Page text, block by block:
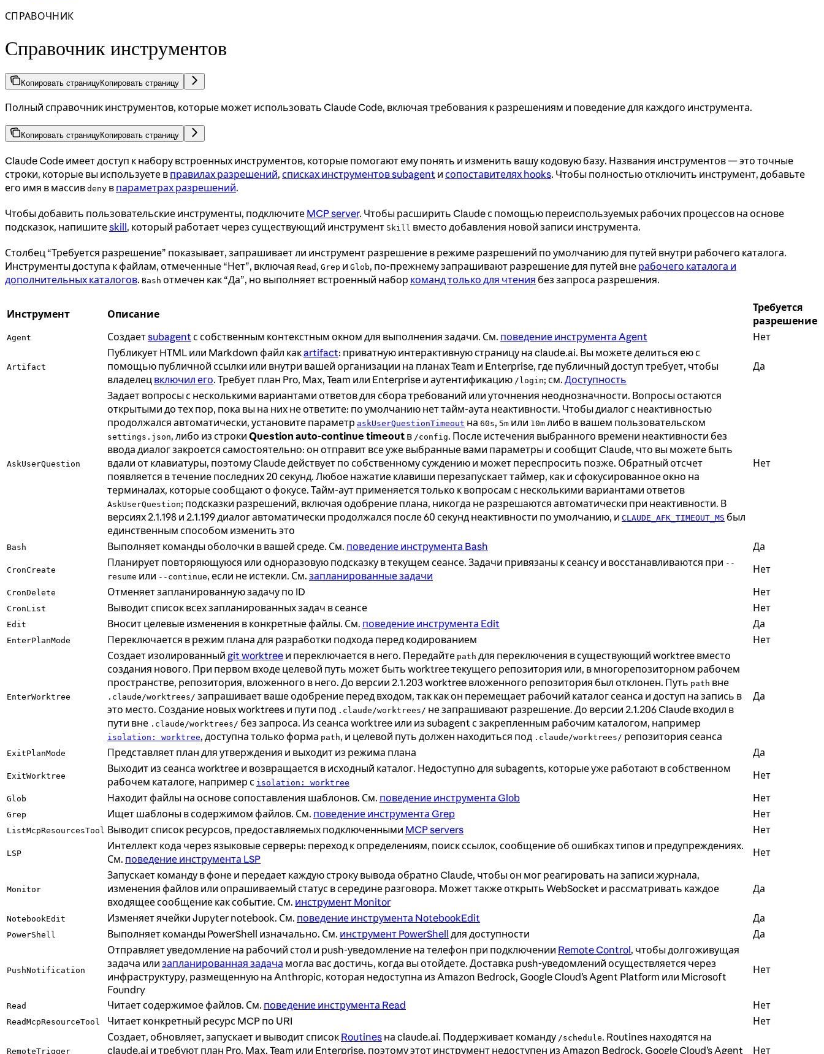
СПРАВОЧНИК
Справочник инструментов
Копировать страницуКопировать страницу
Полный справочник инструментов, которые может использовать Claude Code, включая требования к разрешениям и поведение для каждого инструмента.
Копировать страницуКопировать страницу
Claude Code имеет доступ к набору встроенных инструментов, которые помогают ему понять и изменить вашу кодовую базу. Названия инструментов — это точные
строки, которые вы используете в правилах разрешений, списках инструментов subagent и сопоставителях hooks. Чтобы полностью отключить инструмент, добавьте
его имя в массив deny в параметрах разрешений.
Чтобы добавить пользовательские инструменты, подключите MCP server. Чтобы расширить Claude с помощью переиспользуемых рабочих процессов на основе
подсказок, напишитеskill, который работает через существующий инструмент Skill вместо добавления новой записи инструмента.
Столбец “Требуется разрешение” показывает, запрашивает ли инструмент разрешение в режиме разрешений по умолчанию для путей внутри рабочего каталога.
Инструменты доступа к файлам, отмеченные “Нет”, включая Read , Grep и Glob, по-прежнему запрашивают разрешение для путей вне рабочего каталога и
дополнительных каталогов. Bash отмечен как “Да”, но выполняет встроенный набор команд только для чтения без запроса разрешения.
Инструмент Описание
Требуется
разрешение
Agent Создаетsubagentс собственным контекстным окном для выполнения задачи. См. поведение инструмента Agent Нет
Artifact
Публикует HTML или Markdown файл какartifact: приватную интерактивную страницу на claude.ai. Вы можете делиться ею с
помощью публичной ссылки или внутри вашей организации на планах Team и Enterprise, где публичный доступ требует, чтобы
владелец включил его. Требует план Pro, Max, Team или Enterprise и аутентификацию /login; см. Доступность
Да
AskUserQuestion
Задает вопросы с несколькими вариантами ответов для сбора требований или уточнения неоднозначности. Вопросы остаются
открытыми до тех пор, пока вы на них не ответите: по умолчанию нет тайм-аута неактивности. Чтобы диалог с неактивностью
продолжался автоматически, установите параметр askUserQuestionTimeout на 60s, 5m или 10m либо в вашем пользовательском
settings.json, либо из строки Question auto-continue timeout в /config. После истечения выбранного времени неактивности без
ввода диалог закроется самостоятельно: он отправит все уже выбранные вами параметры и сообщит Claude, что вы можете быть
вдали от клавиатуры, поэтому Claude действует по собственному суждению и может переспросить позже. Обратный отсчет
появляется в течение последних 20 секунд. Любое нажатие клавиши перезапускает таймер, как и сфокусированное окно на
терминалах, которые сообщают о фокусе. Тайм-аут применяется только к вопросам с несколькими вариантами ответов
AskUserQuestion; подсказки разрешений, включая одобрение плана, никогда не разрешаются автоматически при неактивности. В
версиях 2.1.198 и 2.1.199 диалог автоматически продолжался после 60 секунд неактивности по умолчанию, и CLAUDE_AFK_TIMEOUT_MS был
единственным способом изменить это
Нет
Bash Выполняет команды оболочки в вашей среде. См. поведение инструмента Bash Да
CronCreate
Планирует повторяющуюся или одноразовую подсказку в текущем сеансе. Задачи привязаны к сеансу и восстанавливаются при --
resume или --continue, если не истекли. См. запланированные задачи
Нет
CronDelete Отменяет запланированную задачу по ID Нет
CronList Выводит список всех запланированных задач в сеансе Нет
Edit Вносит целевые изменения в конкретные файлы. См. поведение инструмента Edit Да
EnterPlanMode Переключается в режим плана для разработки подхода перед кодированием Нет
EnterWorktree
Создает изолированный git worktree и переключается в него. Передайте path для переключения в существующий worktree вместо
создания нового. При первом входе целевой путь может быть worktree текущего репозитория или, в многорепозиторном рабочем
пространстве, репозитория, вложенного в него. До версии 2.1.203 worktree вложенного репозитория был отклонен. Путь path вне
.claude/worktrees/ запрашивает ваше одобрение перед входом, так как он перемещает рабочий каталог сеанса и доступ на запись в
это место. Создание новых worktrees и пути под .claude/worktrees/ не запрашивают разрешение. До версии 2.1.206 Claude входил в
пути вне .claude/worktrees/ без запроса. Из сеанса worktree или из subagent с закрепленным рабочим каталогом, например
isolation: worktree, доступна только форма path, и целевой путь должен находиться под .claude/worktrees/ репозитория сеанса
Да
ExitPlanMode Представляет план для утверждения и выходит из режима плана Да
ExitWorktree
Выходит из сеанса worktree и возвращается в исходный каталог. Недоступно для subagents, которые уже работают в собственном
рабочем каталоге, например с isolation: worktree
Нет
Glob Находит файлы на основе сопоставления шаблонов. См. поведение инструмента Glob Нет
Grep Ищет шаблоны в содержимом файлов. См. поведение инструмента Grep Нет
ListMcpResourcesTool Выводит список ресурсов, предоставляемых подключенными MCP servers Нет
LSP
Интеллект кода через языковые серверы: переход к определениям, поиск ссылок, сообщение об ошибках типов и предупреждениях.
См. поведение инструмента LSP
Нет
Monitor
Запускает команду в фоне и передает каждую строку вывода обратно Claude, чтобы он мог реагировать на записи журнала,
изменения файлов или опрашиваемый статус в середине разговора. Может также открыть WebSocket и рассматривать каждое
входящее сообщение как событие. См. инструмент Monitor
Да
NotebookEdit Изменяет ячейки Jupyter notebook. См. поведение инструмента NotebookEdit Да
PowerShell Выполняет команды PowerShell изначально. См. инструмент PowerShell для доступности Да
PushNotification
Отправляет уведомление на рабочий стол и push-уведомление на телефон при подключении Remote Control, чтобы долгоживущая
задача или запланированная задача могла вас достичь, когда вы отойдете. Доставка push-уведомлений осуществляется через
инфраструктуру, размещенную на Anthropic, которая недоступна из Amazon Bedrock, Google Cloud’s Agent Platform или Microsoft
Foundry
Нет
Read Читает содержимое файлов. См. поведение инструмента Read Нет
ReadMcpResourceTool Читает конкретный ресурс MCP по URI Нет
RemoteTrigger
Создает, обновляет, запускает и выводит список Routines на claude.ai. Поддерживает команду /schedule. Routines находятся на
claude.ai и требуют план Pro, Max, Team или Enterprise, поэтому этот инструмент недоступен из Amazon Bedrock, Google Cloud’s Agent
Нет